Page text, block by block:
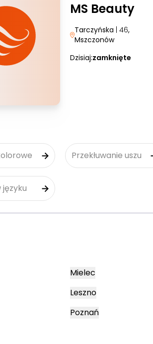
MS Beauty
Tarczyńska | 46,
Mszczonów
Dzisiaj:zamknięte
Przekłuwanie uszu
języku
Mielec
Leszno
Poznań